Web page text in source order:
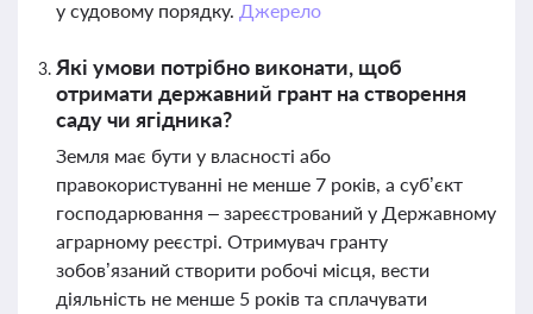
у судовому порядку. Джерело
Які умови потрібно виконати, щоб
отримати державний грант на створення
саду чи ягідника?
Земля має бути у власності або
правокористуванні не менше 7 років, а суб’єкт
господарювання – зареєстрований у Державному
аграрному реєстрі. Отримувач гранту
зобов’язаний створити робочі місця, вести
діяльність не менше 5 років та сплачувати